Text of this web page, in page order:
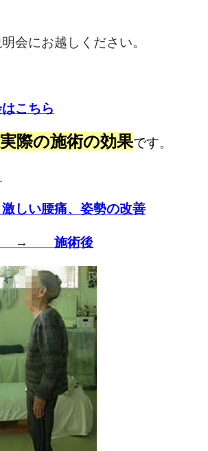
会にお越しください。
こちら
際の施術の効果です。
しい腰痛、姿勢の改善
→ 施術後